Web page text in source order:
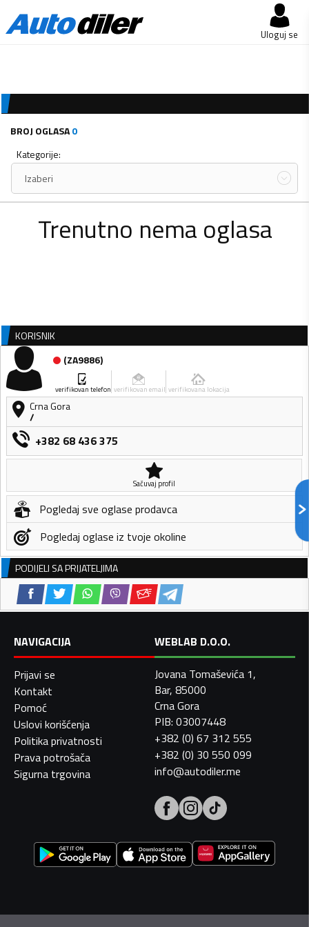
Uloguj se
BROJ OGLASA0
Kategorije:
Izaberi
Trenutno nema oglasa
KORISNIK
(ZA9886)
verifikovan telefon verifikovan email verifikovana lokacija
Crna Gora
/
+382 68 436 375
Sačuvaj profil
Pogledaj sve oglase prodavca
Pogledaj oglase iz tvoje okoline
PODIJELI SA PRIJATELJIMA
NAVIGACIJA
Prijavi se
Kontakt
Pomoć
Uslovi korišćenja
Politika privatnosti
Prava potrošača
Sigurna trgovina
WEBLAB D.O.O.
Jovana Tomaševića 1,
Bar, 85000
Crna Gora
PIB: 03007448
+382 (0) 67 312 555
+382 (0) 30 550 099
info@autodiler.me